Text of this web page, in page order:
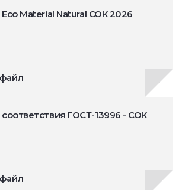
Material Natural СОК 2026
ГОСТ-13996 - СОК